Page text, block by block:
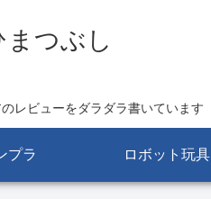
まつぶし
レビューをダラダラ書いています
プラ ロボット玩具